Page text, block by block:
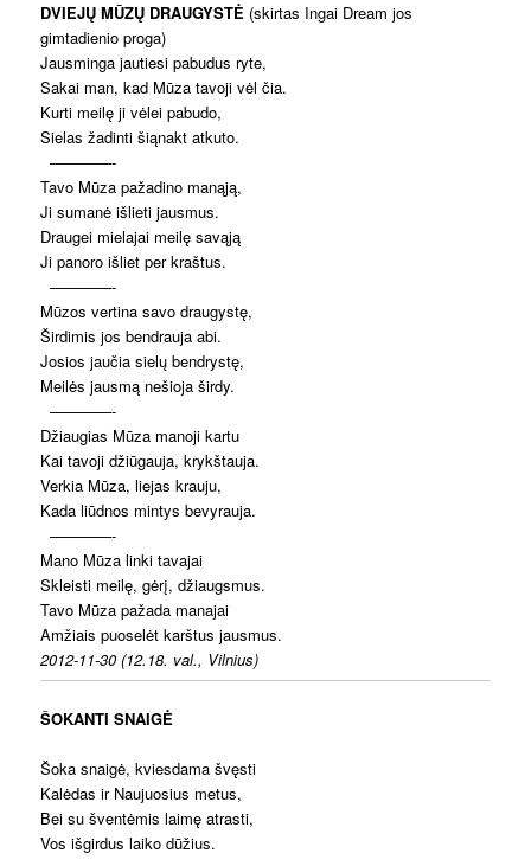
DVIEJŲ MŪZŲ DRAUGYSTĖ (skirtas Ingai Dream jos
gimtadienio proga)
Jausminga jautiesi pabudus ryte,
Sakai man, kad Mūza tavoji vėl čia.
Kurti meilę ji vėlei pabudo,
Sielas žadinti šiąnakt atkuto.
————-
Tavo Mūza pažadino manąją,
Ji sumanė išlieti jausmus.
Draugei mielajai meilę savąją
Ji panoro išliet per kraštus.
————-
Mūzos vertina savo draugystę,
Širdimis jos bendrauja abi.
Josios jaučia sielų bendrystę,
Meilės jausmą nešioja širdy.
————-
Džiaugias Mūza manoji kartu
Kai tavoji džiūgauja, krykštauja.
Verkia Mūza, liejas krauju,
Kada liūdnos mintys bevyrauja.
————-
Mano Mūza linki tavajai
Skleisti meilę, gėrį, džiaugsmus.
Tavo Mūza pažada manajai
Amžiais puoselėt karštus jausmus.
2012-11-30 (12.18. val., Vilnius)
ŠOKANTI SNAIGĖ
Šoka snaigė, kviesdama švęsti
Kalėdas ir Naujuosius metus,
Bei su šventėmis laimę atrasti,
Vos išgirdus laiko dūžius.